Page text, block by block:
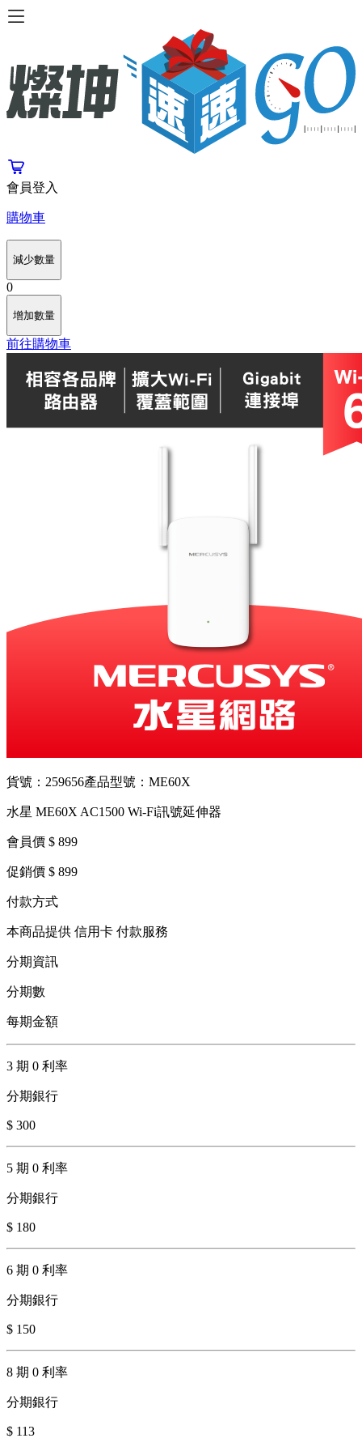
會員登入
購物車
減少數量
0
增加數量
前往購物車
貨號：259656產品型號：ME60X
水星 ME60X AC1500 Wi-Fi訊號延伸器
會員價 $ 899
促銷價 $ 899
付款方式
本商品提供 信用卡 付款服務
分期資訊
分期數
每期金額
3 期 0 利率
分期銀行
$ 300
5 期 0 利率
分期銀行
$ 180
6 期 0 利率
分期銀行
$ 150
8 期 0 利率
分期銀行
$ 113